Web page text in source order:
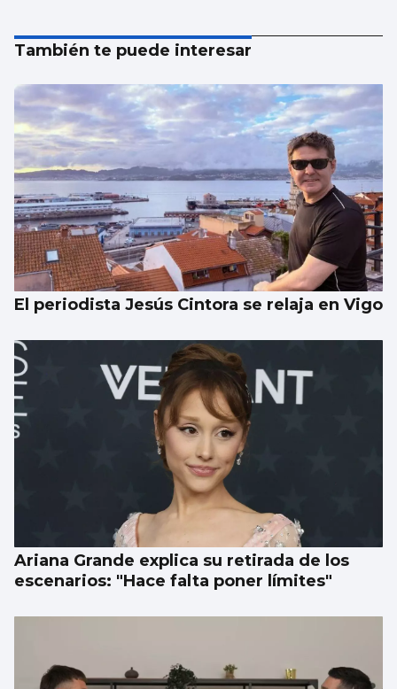
También te puede interesar
El periodista Jesús Cintora se relaja en Vigo
Ariana Grande explica su retirada de los
escenarios: "Hace falta poner límites"